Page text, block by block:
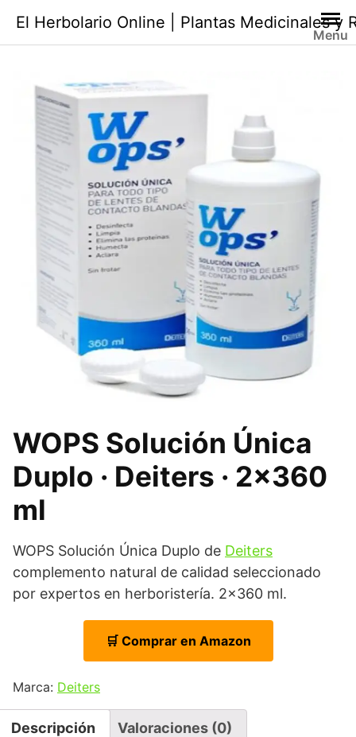
contenido
El Herbolario Online | Plantas Medicinales y
Menu
WOPS Solución Única
Duplo · Deiters · 2×360
ml
WOPS Solución Única Duplo de Deiters
complemento natural de calidad seleccionado
por expertos en herboristería. 2×360 ml.
🛒 Comprar en Amazon
Marca: Deiters
Descripción Valoraciones (0)